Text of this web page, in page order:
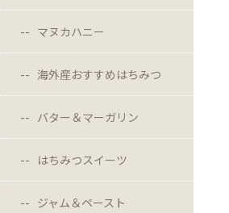
マヌカハニー
海外産おすすめはちみつ
バター＆マーガリン
はちみつスイーツ
ジャム＆ペースト